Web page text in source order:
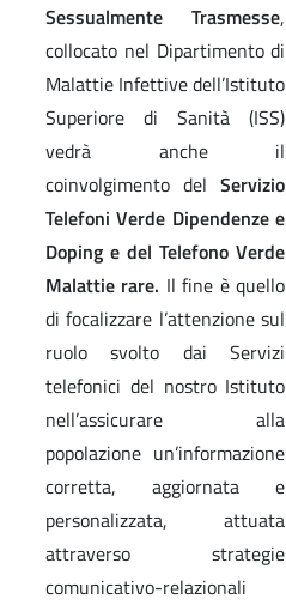
Sessualmente Trasmesse,
collocato nel Dipartimento di
Malattie Infettive dell’Istituto
Superiore di Sanità (ISS)
vedrà anche il
coinvolgimento delServizio
Telefoni Verde Dipendenze e
Doping e del Telefono Verde
Malattie rare. Il fine è quello
di focalizzare l’attenzione sul
ruolo svolto dai Servizi
telefonici del nostro Istituto
nell’assicurare alla
popolazione un’informazione
corretta, aggiornata e
personalizzata, attuata
attraverso strategie
comunicativo-relazionali